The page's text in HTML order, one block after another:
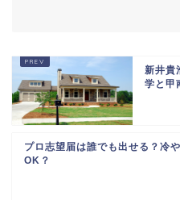
新井貴
学と甲
プロ志望届は誰でも出せる？冷
OK？